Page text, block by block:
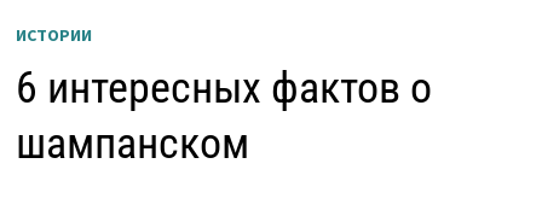
ИСТОРИИ
6 интересных фактов о
шампанском